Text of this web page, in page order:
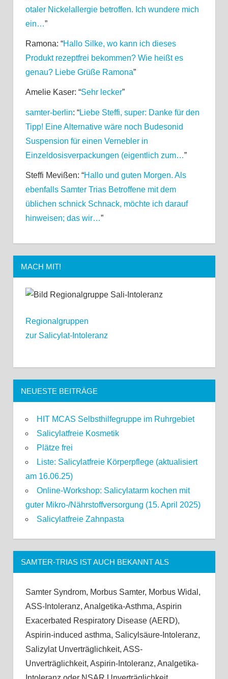
otaler Nickelallergie betroffen. Ich wundere mich
ein…”
Ramona: “Hallo Silke, wo kann ich dieses
Produkt rezeptfrei bekommen? Wie heißt es
genau? Liebe Grüße Ramona”
Amelie Kaser: “Sehr lecker”
samter-berlin: “Liebe Steffi, super: Danke für den
Tipp! Eine Alternative wäre noch Budesonid
Suspension für einen Vernebler in
Einzeldosisverpackungen (eigentlich zum…”
Steffi Mevißen: “Hallo und guten Morgen. Als
ebenfalls Samter Trias Betroffene mit dem
üblichen schnick Schnack, möchte ich darauf
hinweisen; das wir…”
MACH MIT!
Regionalgruppen
zur Salicylat-Intoleranz
NEUESTE BEITRÄGE
HIT MCAS Selbsthilfegruppe im Ruhrgebiet
Salicylatfreie Kosmetik
Plätze frei
Liste: Salicylatfreie Körperpflege (aktualisiert
am 16.06.25)
Online-Workshop: Salicylatarm kochen mit
guter Mikro-/Nährstoffversorgung (15. April 2025)
Salicylatfreie Zahnpasta
SAMTER-TRIAS IST AUCH BEKANNT ALS
Samter Syndrom, Morbus Samter, Morbus Widal,
ASS-Intoleranz, Analgetika-Asthma, Aspirin
Exacerbated Respiratory Disease (AERD),
Aspirin-induced asthma, Salicylsäure-Intoleranz,
Salizylat Unverträglichkeit, ASS-
Unverträglichkeit, Aspirin-Intoleranz, Analgetika-